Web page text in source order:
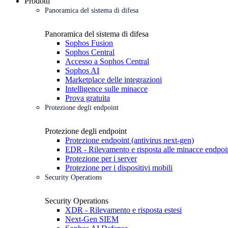
Panoramica del sistema di difesa
Panoramica del sistema di difesa
Sophos Fusion
Sophos Central
Accesso a Sophos Central
Sophos AI
Marketplace delle integrazioni
Intelligence sulle minacce
Prova gratuita
Protezione degli endpoint
Protezione degli endpoint
Protezione endpoint (antivirus next-gen)
EDR - Rilevamento e risposta alle minacce
Protezione per i server
Protezione per i dispositivi mobili
Security Operations
Security Operations
XDR - Rilevamento e risposta estesi
Next-Gen SIEM